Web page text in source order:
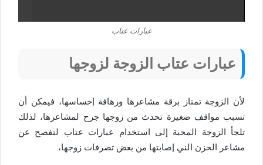
عبارات عتاب
عبارات عتاب الزوجة لزوجها
لأن الزوجة تمتاز برقة مشاعرها ورهافة إحساسها، فيمكن أن
تسبب مواقف صغيرة تحدث من زوجها جرح لمشاعرها، لذلك
تلجأ الزوجة المحبة إلى استخدام عبارات عتاب لتفصح عن
مشاعر الحزن الني إصابتها من بعض تصرفات زوجها،